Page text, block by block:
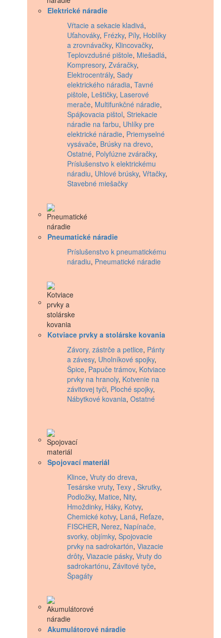
Elektrické náradie
Vŕtacie a sekacie kladivá,
Uťahováky, Frézky, Píly, Hoblíky
a zrovnávačky, Klincovačky,
Teplovzdušné pištole, Miešadlá,
Kompresory, Zváračky,
Elektrocentrály, Sady
elektrického náradia, Tavné
pištole, Leštičky, Laserové
merače, Multifunkčné náradie,
Spájkovacia pištol, Striekacie
náradie na farbu, Uhlíky pre
elektrické náradie, Priemyselné
vysávače, Brúsky na drevo,
Ostatné, Polyfúzne zváračky,
Príslušenstvo k elektrickému
náradiu, Uhlové brúsky, Vŕtačky,
Stavebné miešačky
Pneumatické náradie
Príslušenstvo k pneumatickému
náradiu, Pneumatické náradie
Kotviace prvky a stolárske kovania
Závory, zástrče a petlice, Pánty
a závesy, Uholníkové spojky,
Špice, Papuče trámov, Kotviace
prvky na hranoly, Kotvenie na
závitovej tyči, Ploché spojky,
Nábytkové kovania, Ostatné
Spojovací materiál
Klince, Vruty do dreva,
Tesárske vruty, Texy , Skrutky,
Podložky, Matice, Nity,
Hmoždinky, Háky, Kotvy,
Chemické kotvy, Laná, Reťaze,
FISCHER, Nerez, Napínače,
svorky, objímky, Spojovacie
prvky na sadrokartón, Viazacie
drôty, Viazacie pásky, Vruty do
sadrokartónu, Závitové tyče,
Špagáty
Akumulátorové náradie